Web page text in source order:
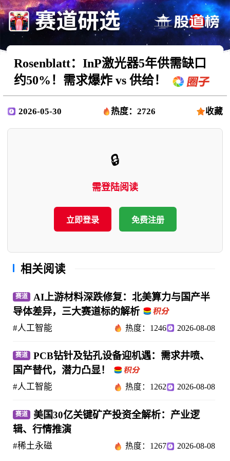
Rosenblatt：InP激光器5年供需缺口
约50%！需求爆炸 vs 供给！
2026-05-30 热度：2726 收藏
🔒
需登陆阅读
立即登录 免费注册
相关阅读
赛道
AI上游材料深跌修复：北美算力与国产半
导体差异，三大赛道标的解析
#人工智能 热度：1246 2026-08-08
赛道
PCB钻针及钻孔设备迎机遇：需求井喷、
国产替代，潜力凸显！
#人工智能 热度：1262 2026-08-08
赛道
美国30亿关键矿产投资全解析：产业逻
辑、行情推演
#稀土永磁 热度：1267 2026-08-08